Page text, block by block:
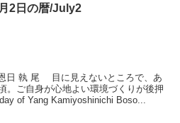
2日の暦/July2
日 執 尾 目に見えないところで、あ
。ご自身が心地よい環境づくりが後押
of Yang Kamiyoshinichi Boso...